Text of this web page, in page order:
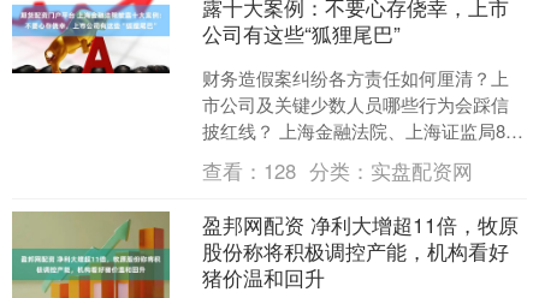
露十大案例：不要心存侥幸，上市
公司有这些“狐狸尾巴”
财务造假案纠纷各方责任如何厘清？上
市公司及关键少数人员哪些行为会踩信
披红线？ 上海金融法院、上海证监局8月
20日联合发布了十个涉证券虚假陈述案
例，包括五个金融审....
查看： 128 分类： 实盘配资网
盈邦网配资 净利大增超11倍，牧原
股份称将积极调控产能，机构看好
猪价温和回升